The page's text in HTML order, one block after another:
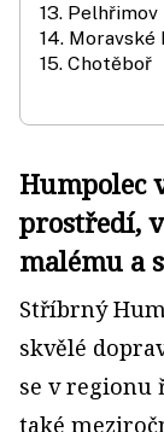
13. Pelhřimov
14. Moravské
15. Chotěboř
Humpolec
prostředí,
malému a
Stříbrný
skvělé
se v regionu
také